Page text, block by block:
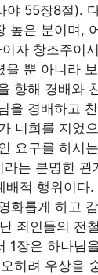
야 55장8절).
높은 분이며,
자 창조주이
을 뿐 아니라
향해 경배와
을 경배하고
너희를 지었
요구를 하시
라는 분명한 관
배적 행위이다
화롭게 하고
죄인들의 전
1장은 하나님
히려 우상을